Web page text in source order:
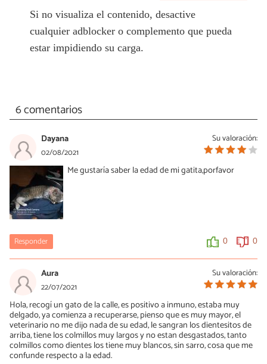
Si no visualiza el contenido, desactive
cualquier adblocker o complemento que pueda
estar impidiendo su carga.
6 comentarios
Su valoración:
Dayana
02/08/2021
Me gustaría saber la edad de mi gatita,porfavor
Responder 0 0
Su valoración:
Aura
22/07/2021
Hola, recogí un gato de la calle, es positivo a inmuno, estaba muy
delgado, ya comienza a recuperarse, pienso que es muy mayor, el
veterinario no me dijo nada de su edad, le sangran los dientesitos de
arriba, tiene los colmillos muy largos y no estan desgastados, tanto
colmillos como dientes los tiene muy blancos, sin sarro, cosa que me
confunde respecto a la edad.